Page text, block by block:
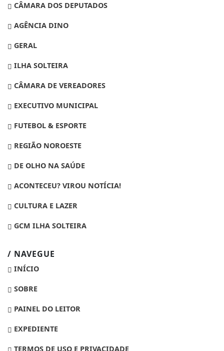
CÂMARA DOS DEPUTADOS
AGÊNCIA DINO
GERAL
ILHA SOLTEIRA
CÂMARA DE VEREADORES
EXECUTIVO MUNICIPAL
FUTEBOL & ESPORTE
REGIÃO NOROESTE
DE OLHO NA SAÚDE
ACONTECEU? VIROU NOTÍCIA!
CULTURA E LAZER
GCM ILHA SOLTEIRA
/ NAVEGUE
INÍCIO
SOBRE
PAINEL DO LEITOR
EXPEDIENTE
TERMOS DE USO E PRIVACIDADE